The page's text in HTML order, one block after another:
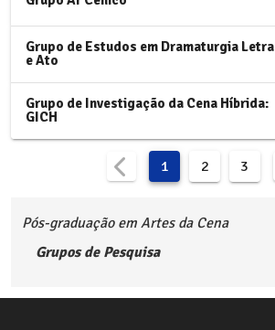
Grupo de Estudos em Dramaturgia Letra
e Ato
Grupo de Investigação da Cena Híbrida:
GICH
1 2 3
Pós-graduação em Artes da Cena
Grupos de Pesquisa